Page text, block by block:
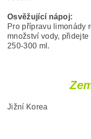
Osvěžující nápoj:
Pro přípravu limonády
množství vody,
250-300 ml.
Jižní Korea